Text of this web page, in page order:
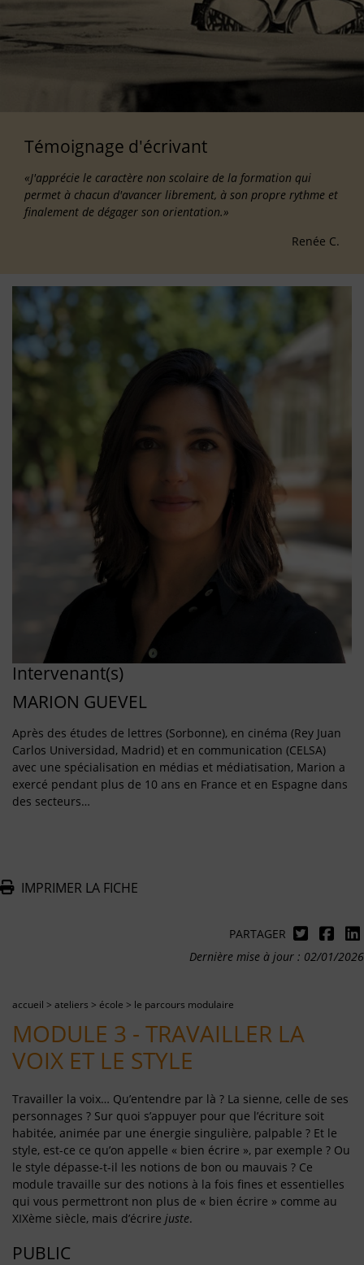
Témoignage d'écrivant
«J'apprécie le caractère non scolaire de la formation qui
permet à chacun d'avancer librement, à son propre rythme et
finalement de dégager son orientation.»
Renée C.
Intervenant(s)
MARION GUEVEL
Après des études de lettres (Sorbonne), en cinéma (Rey Juan
Carlos Universidad, Madrid) et en communication (CELSA)
avec une spécialisation en médias et médiatisation, Marion a
exercé pendant plus de 10 ans en France et en Espagne dans
des secteurs…
IMPRIMER LA FICHE
PARTAGER
Dernière mise à jour : 02/01/2026
accueil > ateliers > école > le parcours modulaire
MODULE 3 - TRAVAILLER LA
VOIX ET LE STYLE
Travailler la voix… Qu’entendre par là ? La sienne, celle de ses
personnages ? Sur quoi s’appuyer pour que l’écriture soit
habitée, animée par une énergie singulière, palpable ? Et le
style, est-ce ce qu’on appelle « bien écrire », par exemple ? Ou
le style dépasse-t-il les notions de bon ou mauvais ? Ce
module travaille sur des notions à la fois fines et essentielles
qui vous permettront non plus de « bien écrire » comme au
XIXème siècle, mais d’écrire juste.
PUBLIC